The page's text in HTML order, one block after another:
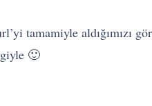
tamamiyle aldığımızı
🙂